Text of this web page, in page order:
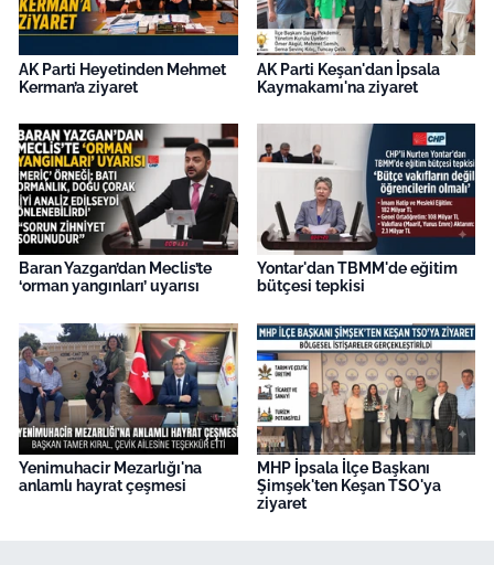
AK Parti Heyetinden Mehmet
Kerman’a ziyaret
AK Parti Keşan'dan İpsala
Kaymakamı'na ziyaret
Baran Yazgan’dan Meclis’te
‘orman yangınları’ uyarısı
Yontar'dan TBMM'de eğitim
bütçesi tepkisi
Yenimuhacir Mezarlığı'na
anlamlı hayrat çeşmesi
MHP İpsala İlçe Başkanı
Şimşek'ten Keşan TSO'ya
ziyaret